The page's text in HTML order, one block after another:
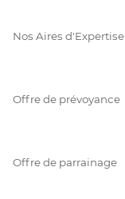
Nos Aires d'Expertise
Offre de prévoyance
Offre de parrainage